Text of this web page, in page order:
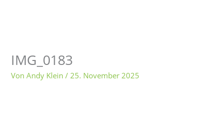
IMG_0183
VonAndy Klein/25. November 2025